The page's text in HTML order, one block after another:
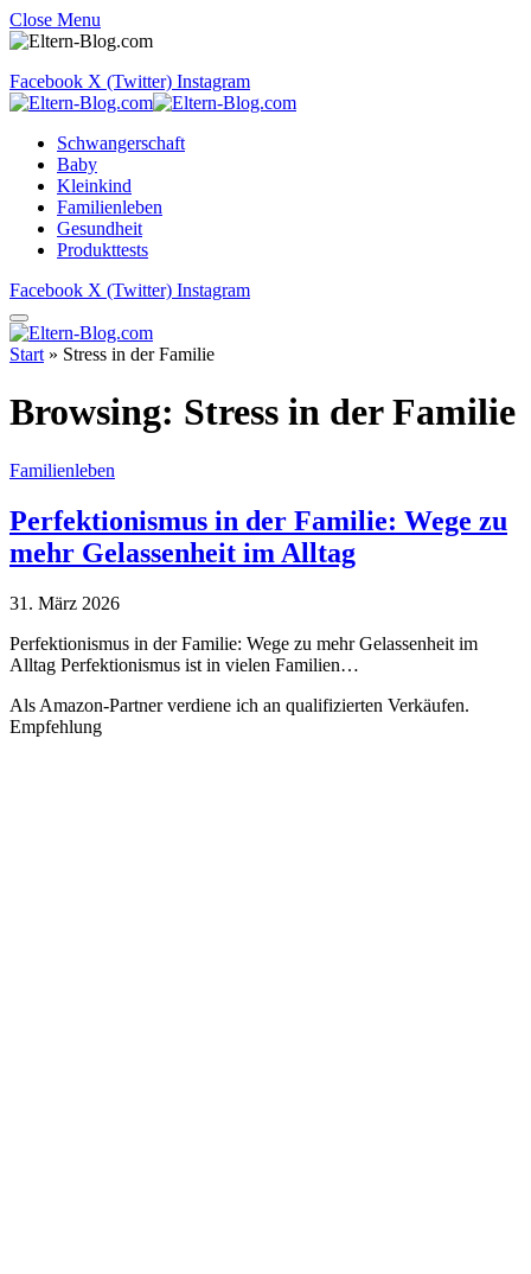
Close Menu
Facebook X (Twitter) Instagram
Schwangerschaft
Baby
Kleinkind
Familienleben
Gesundheit
Produkttests
Facebook X (Twitter) Instagram
Start » Stress in der Familie
Browsing: Stress in der Familie
Familienleben
Perfektionismus in der Familie: Wege zu
mehr Gelassenheit im Alltag
31. März 2026
Perfektionismus in der Familie: Wege zu mehr Gelassenheit im
Alltag Perfektionismus ist in vielen Familien…
Als Amazon-Partner verdiene ich an qualifizierten Verkäufen.
Empfehlung